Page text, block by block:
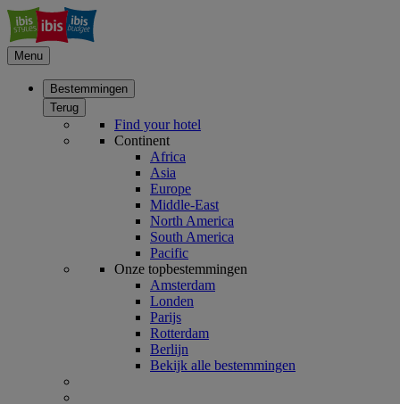
Menu
Bestemmingen
Terug
Find your hotel
Continent
Africa
Asia
Europe
Middle-East
North America
South America
Pacific
Onze topbestemmingen
Amsterdam
Londen
Parijs
Rotterdam
Berlijn
Bekijk alle bestemmingen